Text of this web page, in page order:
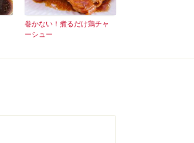
巻かない！煮るだけ鶏チャ
ーシュー